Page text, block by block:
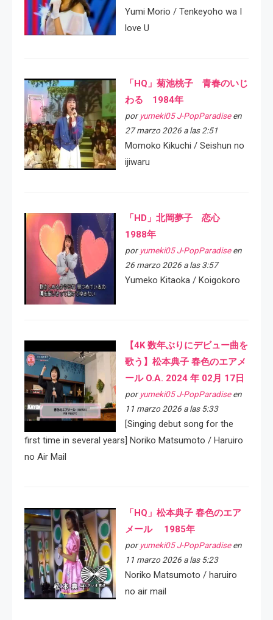
Yumi Morio / Tenkeyoho wa I
love U
「HQ」菊池桃子 青春のいじ
わる 1984年
por yumeki05 J-PopParadiseen
27 marzo 2026 a las 2:51
Momoko Kikuchi / Seishun no
ijiwaru
「HD」北岡夢子 恋心
1988年
por yumeki05 J-PopParadiseen
26 marzo 2026 a las 3:57
Yumeko Kitaoka / Koigokoro
【4K 数年ぶりにデビュー曲を
歌う】松本典子 春色のエアメ
ール O.A. 2024 年 02月 17日
por yumeki05 J-PopParadiseen
11 marzo 2026 a las 5:33
[Singing debut song for the
first time in several years] Noriko Matsumoto / Haruiro
no Air Mail
「HQ」松本典子 春色のエア
メール 1985年
por yumeki05 J-PopParadiseen
11 marzo 2026 a las 5:23
Noriko Matsumoto / haruiro
no air mail